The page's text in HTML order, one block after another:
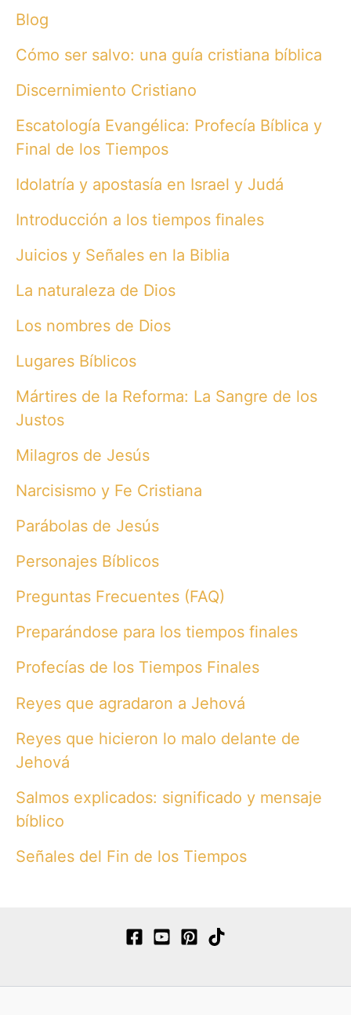
Blog
Cómo ser salvo: una guía cristiana bíblica
Discernimiento Cristiano
Escatología Evangélica: Profecía Bíblica y
Final de los Tiempos
Idolatría y apostasía en Israel y Judá
Introducción a los tiempos finales
Juicios y Señales en la Biblia
La naturaleza de Dios
Los nombres de Dios
Lugares Bíblicos
Mártires de la Reforma: La Sangre de los
Justos
Milagros de Jesús
Narcisismo y Fe Cristiana
Parábolas de Jesús
Personajes Bíblicos
Preguntas Frecuentes (FAQ)
Preparándose para los tiempos finales
Profecías de los Tiempos Finales
Reyes que agradaron a Jehová
Reyes que hicieron lo malo delante de
Jehová
Salmos explicados: significado y mensaje
bíblico
Señales del Fin de los Tiempos